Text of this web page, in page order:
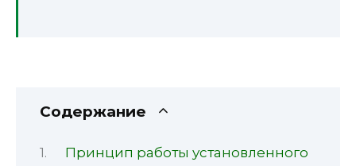
Содержание
Принцип работы установленного